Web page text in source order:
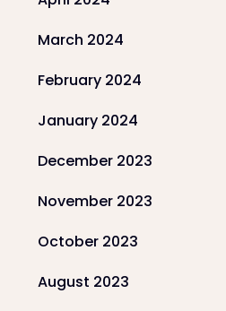
March 2024
February 2024
January 2024
December 2023
November 2023
October 2023
August 2023